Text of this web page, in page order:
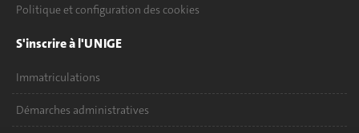
Politique et configuration des cookies
S'inscrire à l'UNIGE
Immatriculations
Démarches administratives